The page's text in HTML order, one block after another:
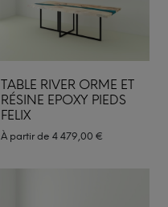
TABLE RIVER ORME ET
RÉSINE EPOXY PIEDS
FELIX
À partir de 4 479,00 €